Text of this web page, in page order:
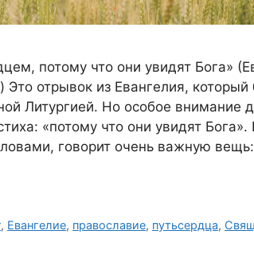
потому что они увидят Бога»
отрывок из Евангелия, который
Литургией. Но особое внимание
«потому что они увидят
говорит очень важную
, Евангелие, православие, путьсердца,